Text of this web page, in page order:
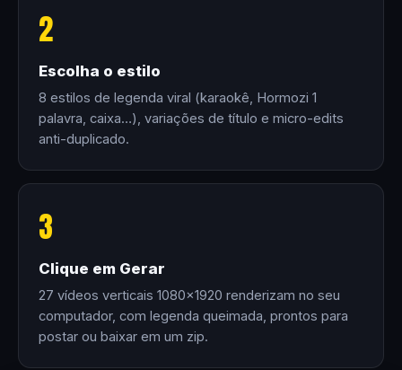
2
Escolha o estilo
8 estilos de legenda viral (karaokê, Hormozi 1
palavra, caixa…), variações de título e micro-edits
anti-duplicado.
3
Clique em Gerar
27 vídeos verticais 1080×1920 renderizam no seu
computador, com legenda queimada, prontos para
postar ou baixar em um zip.